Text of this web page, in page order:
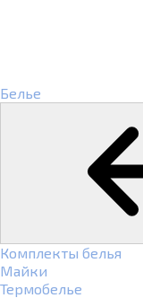
Белье
Комплекты белья
Майки
Термобелье